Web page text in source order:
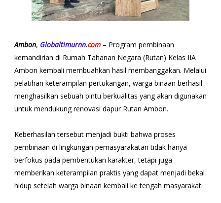
Ambon, Globaltimurnn.com– Program pembinaan
kemandirian di Rumah Tahanan Negara (Rutan) Kelas IIA
Ambon kembali membuahkan hasil membanggakan. Melalui
pelatihan keterampilan pertukangan, warga binaan berhasil
menghasilkan sebuah pintu berkualitas yang akan digunakan
untuk mendukung renovasi dapur Rutan Ambon.
Keberhasilan tersebut menjadi bukti bahwa proses
pembinaan di lingkungan pemasyarakatan tidak hanya
berfokus pada pembentukan karakter, tetapi juga
memberikan keterampilan praktis yang dapat menjadi bekal
hidup setelah warga binaan kembali ke tengah masyarakat.